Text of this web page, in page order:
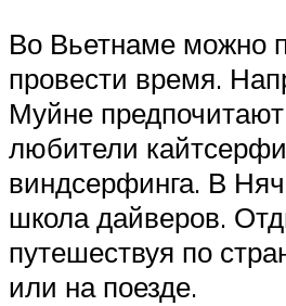
Во Вьетнаме можно
провести время.
Муйне
любители
виндсерфинга. В
школа дайверов.
путешествуя по
или на поезде.